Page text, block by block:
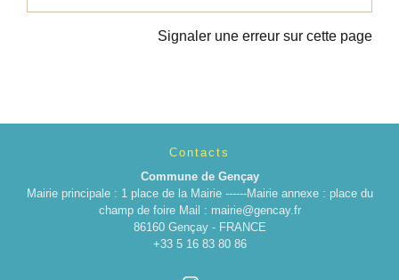
Signaler une erreur sur cette page
Contacts
Commune de Gençay
Mairie principale : 1 place de la Mairie ------Mairie annexe : place du
champ de foire Mail : mairie@gencay.fr
86160 Gençay - FRANCE
+33 5 16 83 80 86